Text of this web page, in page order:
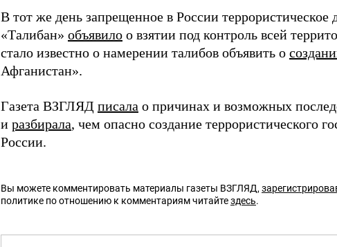
В тот же день запрещенное в России террористическое
«Талибан» объявило о взятии под контроль всей
стало известно о намерении талибов объявить о
Афганистан».
Газета ВЗГЛЯД писала о причинах и возможных
и разбирала, чем опасно создание террористического
России.
Вы можете комментировать материалы газеты ВЗГЛЯД,
политике по отношению к комментариям читайтездесь.